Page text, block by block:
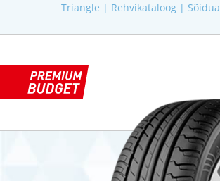
Triangle | Rehvikataloog |